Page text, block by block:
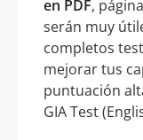
en PDF,
serán muy
completos
mejorar tus
puntuación
GIA Test